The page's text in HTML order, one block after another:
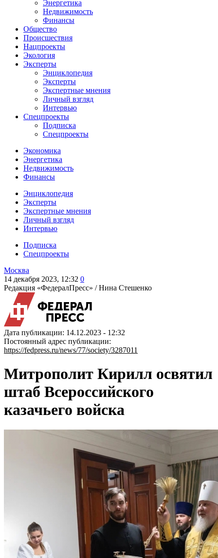
Энергетика
Недвижимость
Финансы
Общество
Происшествия
Нацпроекты
Экология
Эксперты
Энциклопедия
Эксперты
Экспертные мнения
Личный взгляд
Интервью
Спецпроекты
Подписка
Спецпроекты
Экономика
Энергетика
Недвижимость
Финансы
Энциклопедия
Эксперты
Экспертные мнения
Личный взгляд
Интервью
Подписка
Спецпроекты
Москва
14 декабря 2023, 12:32 0
Редакция «ФедералПресс» /Нина Стешенко
Дата публикации: 14.12.2023 - 12:32
Постоянный адрес публикации:
https://fedpress.ru/news/77/society/3287011
Митрополит Кирилл освятил
штаб Всероссийского
казачьего войска